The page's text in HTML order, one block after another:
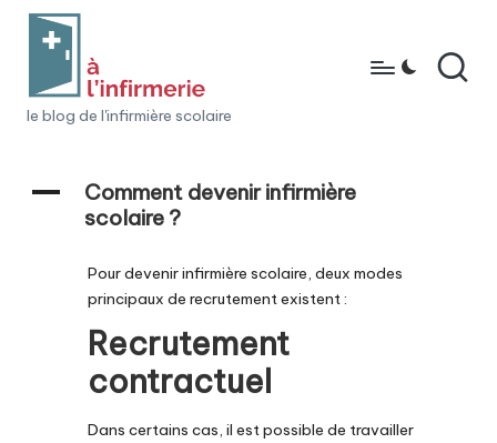
content
à
n
le blog de l'infirmière scolaire
A
Comment devenir infirmière
scolaire ?
Pour devenir infirmière scolaire, deux modes
principaux de recrutement existent :
Recrutement
contractuel
Dans certains cas, il est possible de travailler